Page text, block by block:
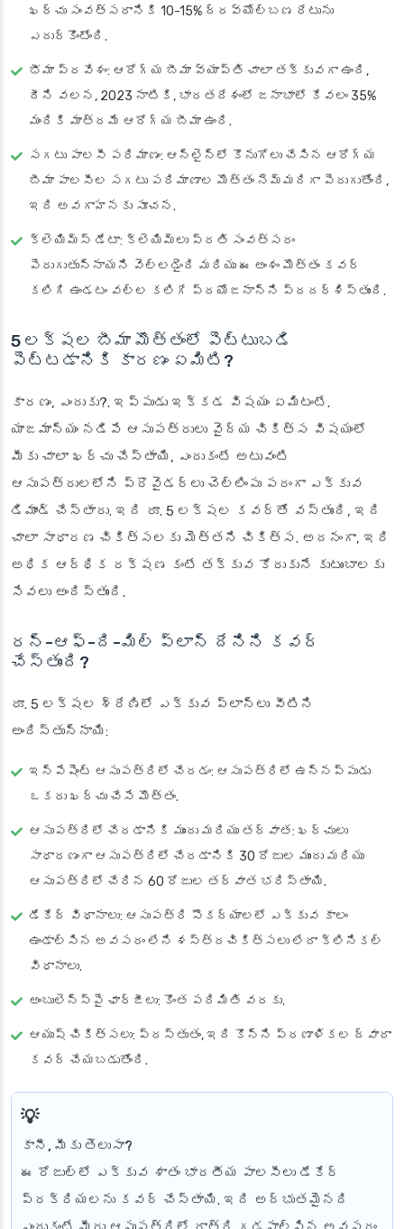
ఖర్చు సంవత్సరానికి 10-15% ద్రవ్యోల్బణ రేటును
ఎదుర్కొంటోంది.
భీమా ప్రవేశం: ఆరోగ్య బీమా వ్యాప్తి చాలా తక్కువగా ఉంది,
దీని వలన, 2023 నాటికి, భారతదేశంలో జనాభాలో కేవలం 35%
మందికి మాత్రమే ఆరోగ్య బీమా ఉంది.
సగటు పాలసీ పరిమాణం: ఆన్‌లైన్‌లో కొనుగోలు చేసిన ఆరోగ్య
బీమా పాలసీల సగటు పరిమాణాల మొత్తం నెమ్మదిగా పెరుగుతోంది,
ఇది అవగాహనకు సూచన.
క్లెయిమ్స్ డేటా: క్లెయిమ్‌లు ప్రతి సంవత్సరం
పెరుగుతున్నాయని వెల్లడైంది మరియు ఈ అంశం మొత్తం కవర్
కలిగి ఉండటం వల్ల కలిగే ప్రయోజనాన్ని ప్రదర్శిస్తుంది.
5 లక్షల బీమా మొత్తంలో పెట్టుబడి
పెట్టడానికి కారణం ఏమిటి?
కారణం, ఎందుకు?. ఇప్పుడు ఇక్కడ విషయం ఏమిటంటే.
యాజమాన్యం నడిపే ఆసుపత్రులు వైద్య చికిత్స విషయంలో
మీకు చాలా ఖర్చు చేస్తాయి, ఎందుకంటే అటువంటి
ఆసుపత్రులలోని ప్రొవైడర్లు చెల్లింపు పరంగా ఎక్కువ
డిమాండ్ చేస్తారు. ఇది రూ. 5 లక్షల కవర్‌తో వస్తుంది, ఇది
చాలా సాధారణ చికిత్సలకు మెత్తని చికిత్స. అదనంగా, ఇది
అధిక ఆర్థిక రక్షణ కంటే తక్కువ కోరుకునే కుటుంబాలకు
సేవలు అందిస్తుంది.
రన్-ఆఫ్-ది-మిల్ ప్లాన్ దేనిని కవర్
చేస్తుంది?
రూ. 5 లక్షల శ్రేణిలో ఎక్కువ ప్లాన్‌లు వీటిని
అందిస్తున్నాయి:
ఇన్‌పేషెంట్ ఆసుపత్రిలో చేరడం: ఆసుపత్రిలో ఉన్నప్పుడు
ఒకరు ఖర్చు చేసే మొత్తం.
ఆసుపత్రిలో చేరడానికి ముందు మరియు తర్వాత: ఖర్చులు
సాధారణంగా ఆసుపత్రిలో చేరడానికి 30 రోజుల ముందు మరియు
ఆసుపత్రిలో చేరిన 60 రోజుల తర్వాత భరిస్తాయి.
డేకేర్ విధానాలు: ఆసుపత్రి సౌకర్యాలలో ఎక్కువ కాలం
ఉండాల్సిన అవసరం లేని శస్త్రచికిత్సలు లేదా క్లినికల్
విధానాలు.
అంబులెన్స్‌పై ఛార్జీలు: కొంత పరిమితి వరకు.
ఆయుష్ చికిత్సలు: ప్రస్తుతం, ఇది కొన్ని ప్రణాళికల ద్వారా
కవర్ చేయబడుతోంది.
కానీ, మీకు తెలుసా?
ఈ రోజుల్లో ఎక్కువ శాతం భారతీయ పాలసీలు డేకేర్
ప్రక్రియలను కవర్ చేస్తాయి. ఇది అద్భుతమైనది